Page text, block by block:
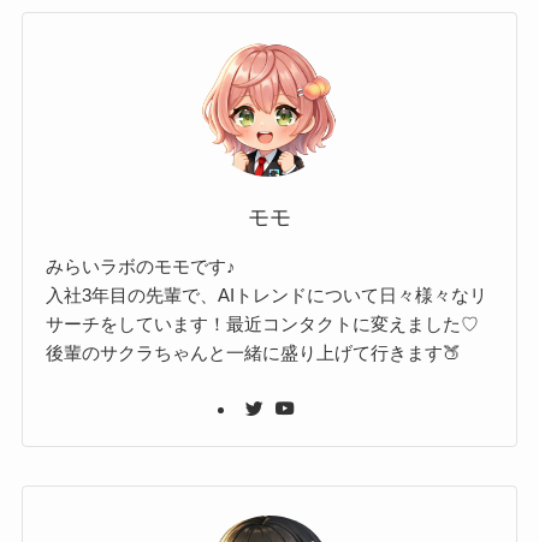
モモ
みらいラボのモモです♪
入社3年目の先輩で、AIトレンドについて日々様々なリ
サーチをしています！最近コンタクトに変えました♡
後輩のサクラちゃんと一緒に盛り上げて行きます🍑